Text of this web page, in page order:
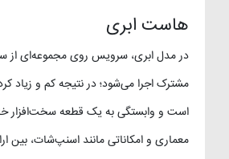
هاست ابری
در مدل ابری، سرویس روی مجموعه‌ای از
مشترک اجرا می‌شود؛ در نتیجه کم و زیاد
است و وابستگی به یک قطعه سخت‌افزار
معماری و امکاناتی مانند اسنپ‌شات، بین